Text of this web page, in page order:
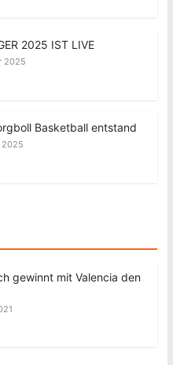
2025 IST LIVE
2025
Basketball entstand
2025
gewinnt mit Valencia den